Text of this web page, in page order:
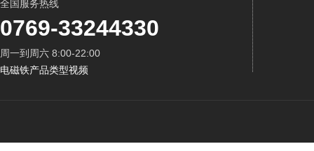
全国服务热线
0769-33244330
周一到周六 8:00-22:00
电磁铁产品类型视频